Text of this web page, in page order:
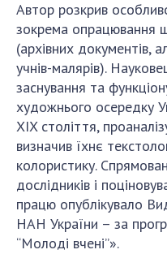
Автор розкрив
зокрема опрацювання
(архівних документів,
учнів-малярів).
заснування та
художнього осередку
XIX століття,
визначив їхнє
колористику.
дослідників і
працю опублікувало
НАН України – за
“Молоді вчені”».